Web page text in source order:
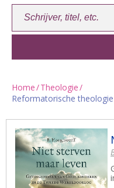
Home/Theologie/
Reformatorische theologie